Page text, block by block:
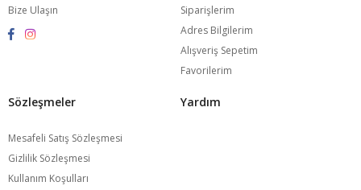
Bize Ulaşın
Siparişlerim
Adres Bilgilerim
Alışveriş Sepetim
Favorilerim
Sözleşmeler
Mesafeli Satış Sözleşmesi
Gizlilik Sözleşmesi
Kullanım Koşulları
Yardım